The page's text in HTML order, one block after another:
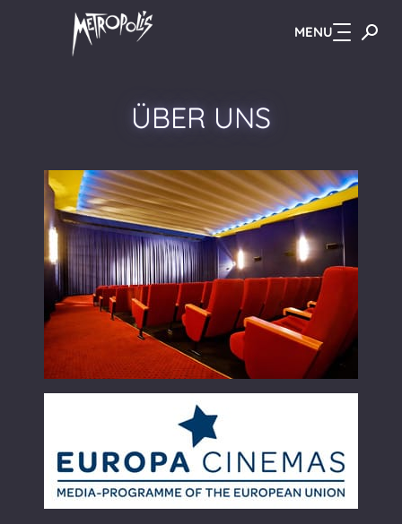
Zum Hauptinhalt springen MENU
ÜBER UNS